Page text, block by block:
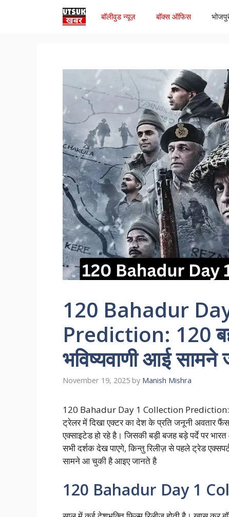
बॉलीवुड न्यूज़ बॉक्स ऑफिस
120 Bahadur
Prediction: 120
भविष्यवाणी आई सामने
November 19, 2025 by Manish Mishra
120 Bahadur Day 1 Collection Prediction:
ट्रेलर में दिखा एक्टर का देश के प्रति जनूनी अवतार
एक्साइटेड हो रहे है। जिसकी बड़ी बजह बड़े पर्दे पर
सभी दर्शक देख पाएगे, किन्तु रिलीज़ से पहले ट्रेड
सामने आ चुकी है आइए जानते है
120 Bahadur Day 1